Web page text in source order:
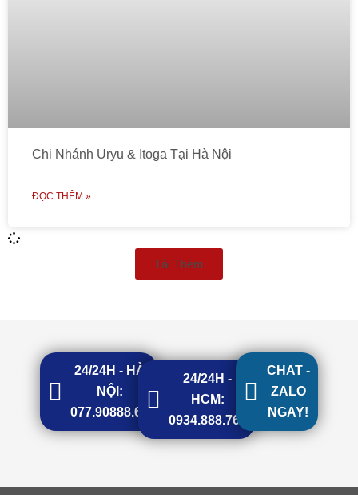
Chi Nhánh Uryu & Itoga Tại Hà Nội
ĐỌC THÊM »
Tải Thêm
24/24H - HÀ
NỘI:
077.90888.68
24/24H -
HCM:
0934.888.768
CHAT -
ZALO
NGAY!